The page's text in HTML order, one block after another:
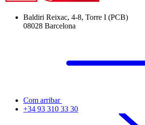
Baldiri Reixac, 4-8, Torre I (PCB)
08028 Barcelona
Com arribar
+34 93 310 33 30